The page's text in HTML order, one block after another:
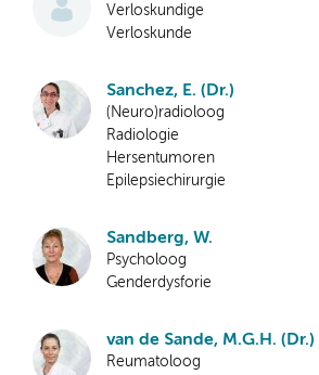
Verloskundige
Verloskunde
Sanchez, E. (Dr.)
(Neuro)radioloog
Radiologie
Hersentumoren
Epilepsiechirurgie
Sandberg, W.
Psycholoog
Genderdysforie
van de Sande, M.G.H. (Dr.)
Reumatoloog